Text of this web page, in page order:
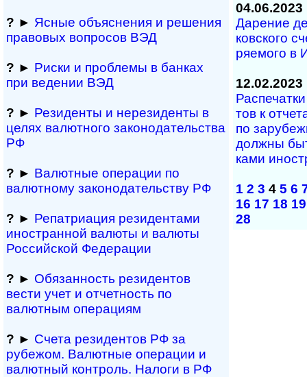
? ► Ясные объяснения и решения
правовых вопросов ВЭД
? ► Риски и проблемы в банках
при ведении ВЭД
? ► Резиденты и не­ре­зи­ден­ты в
целях валютного за­ко­но­да­тель­ст­ва
РФ
? ► Валютные операции по
валютному за­ко­но­да­тель­ст­ву РФ
? ► Репатриация ре­зи­ден­та­ми
иностранной ва­лю­ты и валюты
Рос­сий­ской Федерации
? ► Обязанность резиден­тов
вести учет и отчетность по
валютным операциям
? ► Счета резидентов РФ за
рубежом. Валютные операции и
валютный контроль. Налоги в РФ
04.06.2023
Дарение
ков­с­ко­го
ря­е­мо­го в
12.02.2023
тов к
по
долж­ны
ка­ми
1 2 3 4 5 6
16 17 18 19
28